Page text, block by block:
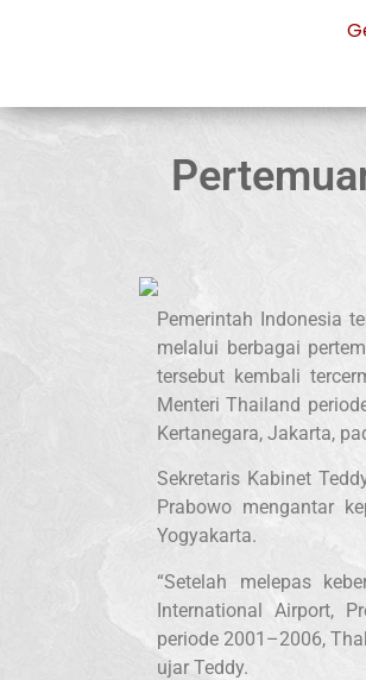
Pemerintah Indonesia
melalui berbagai
tersebut kembali
Menteri Thailand
Kertanegara, Jakarta,
Sekretaris Kabinet
Prabowo mengantar
Yogyakarta.
“Setelah melepas
International Airport,
periode 2001–2006,
ujar Teddy.